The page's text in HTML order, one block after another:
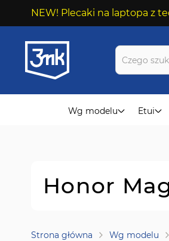
NEW! Plecaki na laptopa z
Przejdź
do
treści
Wg modelu Etui
Honor
Strona główna Wg modelu